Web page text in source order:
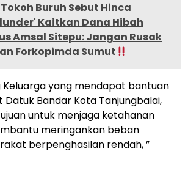
Tokoh Buruh Sebut Hinca
Kaitkan Dana Hibah
Amsal Sitepu: Jangan Rusak
Forkopimda Sumut
Keluarga yang mendapat bantuan
Bandar Kota Tanjungbalai,
untuk menjaga ketahanan
meringankan beban
berpenghasilan rendah, ”